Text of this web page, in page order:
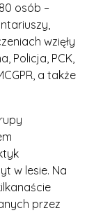
osób –
wzięły
Policja, PCK,
a także
w lesie. Na
przez